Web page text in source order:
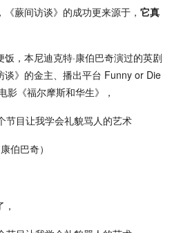
蕨间访谈》的成功更来源于， 它真
，本尼迪克特·康伯巴奇演过的英剧
谈》的金主、播出平台 Funny or Die
影《福尔摩斯和华生》，
伯巴奇）